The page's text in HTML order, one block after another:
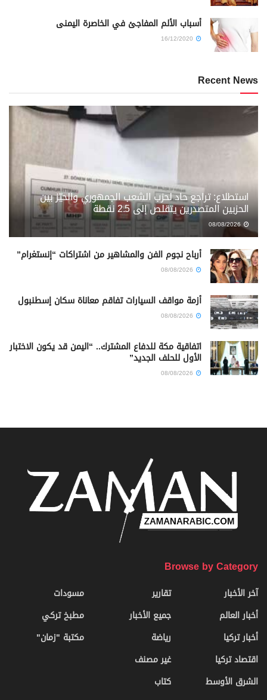
أسباب الألم المفاجئ في الخاصرة اليمنى
Recent News
استطلاع: تراجع حاد لحزب الشعب الجمهوري والحيّز بين
الحزبين المتصدرين يتقلص إلى 2.5 نقطة
08/08/2026
أرباح نجوم الفن والمشاهير من اشتراكات “إنستغرام”
أزمة مواقف السيارات تفاقم معاناة سكان إسطنبول
اتفاقية مكة للدفاع المشترك.. “اليمن قد يكون الاختبار
الأول للحلف الجديد”
Browse by Category
آخر الأخبار
أخبار العالم
أخبار تركيا
اقتصاد تركيا
الشرق الأوسط
تقارير
جميع الأخبار
رياضة
غير مصنف
كتاب
مسودات
مطبخ تركي
مكتبة "زمان"